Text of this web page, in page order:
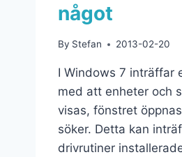
något
By Stefan 2013-02-20
I Windows 7 inträffar
med att enheter och
visas, fönstret
söker. Detta kan
drivrutiner